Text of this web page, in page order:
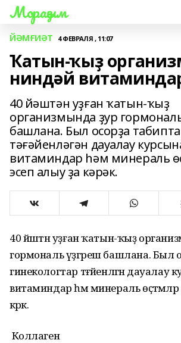
Мораҙым
ЙӘМҒИӘТ 4 ФЕВРАЛЯ , 11:07
Ҡатын-ҡыҙ
ниндәй
40 йәштән уҙған ҡатын-ҡыҙ
организмында ҙур
башлана. Был осорҙа
тәғәйенләгән дауалау
витаминдар һәм минераль
эсеп алыу ҙа кәрәк.
40 йәштән уҙған ҡатын-ҡыҙ
гормональ үҙгәреш башлана. Был
гинекологтар тәғәйенләгән
витаминдар һәм минераль
кәрәк.
Коллаген